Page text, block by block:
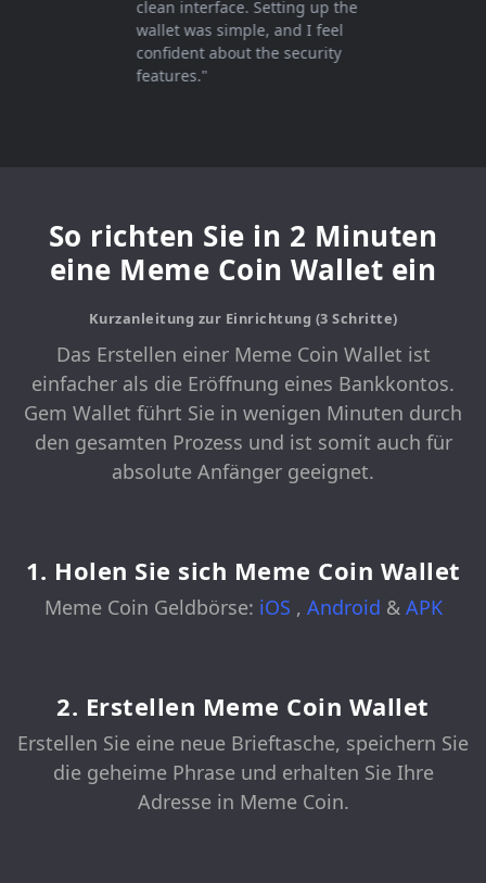
clean interface. Setting up the
wallet was simple, and I feel
confident about the security
features."
So richten Sie in 2 Minuten
eine Meme Coin Wallet ein
Kurzanleitung zur Einrichtung (3 Schritte)
Das Erstellen einer Meme Coin Wallet ist
einfacher als die Eröffnung eines Bankkontos.
Gem Wallet führt Sie in wenigen Minuten durch
den gesamten Prozess und ist somit auch für
absolute Anfänger geeignet.
1. Holen Sie sich Meme Coin Wallet
Meme Coin Geldbörse: iOS , Android & APK
2. Erstellen Meme Coin Wallet
Erstellen Sie eine neue Brieftasche, speichern Sie
die geheime Phrase und erhalten Sie Ihre
Adresse in Meme Coin.